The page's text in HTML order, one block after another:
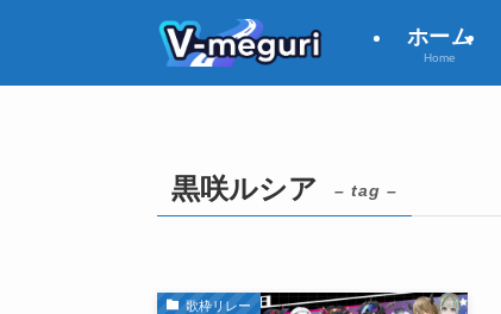
ホーム
Home
黒咲ルシア – tag –
歌枠リレー